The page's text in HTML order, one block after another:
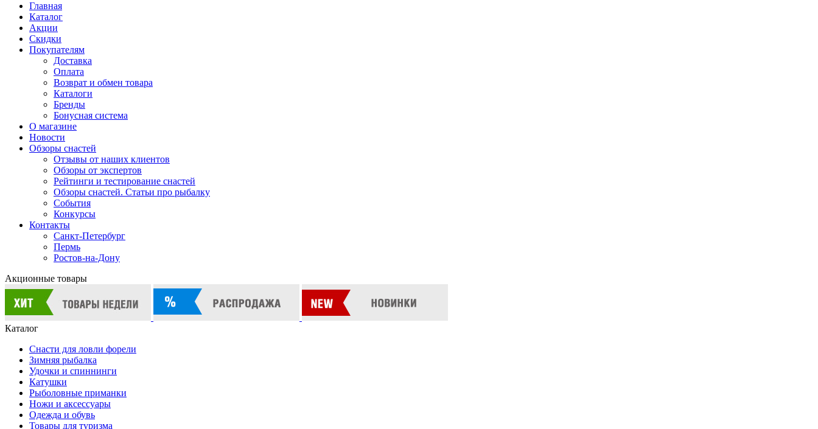
Главная
Каталог
Акции
Скидки
Покупателям
Доставка
Оплата
Возврат и обмен товара
Каталоги
Бренды
Бонусная система
О магазине
Новости
Обзоры снастей
Отзывы от наших клиентов
Обзоры от экспертов
Рейтинги и тестирование снастей
Обзоры снастей. Статьи про рыбалку
События
Конкурсы
Контакты
Санкт-Петербург
Пермь
Ростов-на-Дону
Акционные товары
Каталог
Снасти для ловли форели
Зимняя рыбалка
Удочки и спиннинги
Катушки
Рыболовные приманки
Ножи и аксессуары
Одежда и обувь
Товары для туризма